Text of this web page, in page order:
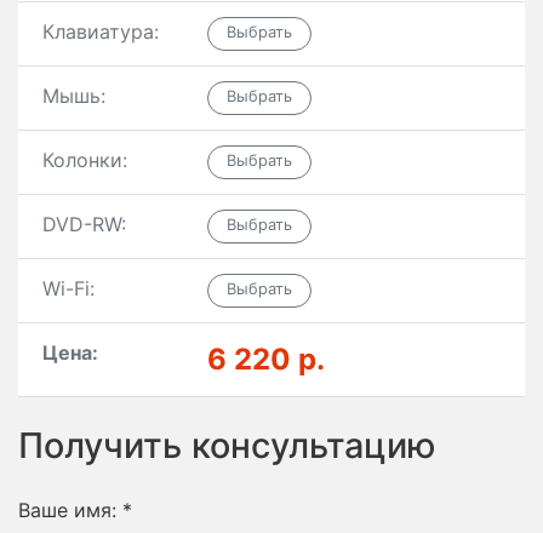
Клавиатура:
Мышь:
Колонки:
DVD-RW:
Wi-Fi:
Цена: 6 220 р.
Получить консультацию
Ваше имя: *